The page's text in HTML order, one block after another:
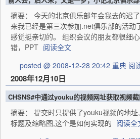
摘要： 今天的北京俱乐部年会我去的迟
来我已经是第三次参加.net俱乐部的活动
感觉挺亲切的。 组织会议的朋友都很细
错，PPT 阅读全文
posted @ 2008-12-28 20:42 重典 阅
2008年12月10日
CHSNS#中通过youku的视频网址获取视频
摘要： 提交时只提供了youku视频的地
标题及缩略图,这个是如何实现的 阅读全